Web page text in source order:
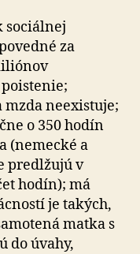
sociálnej
za
neexistuje;
o 350 hodín
(nemecké a
predlžujú v
hodín); má
je takých,
matka s
do úvahy,